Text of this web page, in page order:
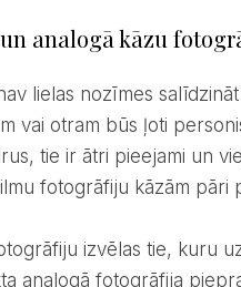
analogā kāzu
vai otram būs ļoti
tie ir ātri pieejami un
fotogrāfiju kāzām pāri
analogā fotogrāfija